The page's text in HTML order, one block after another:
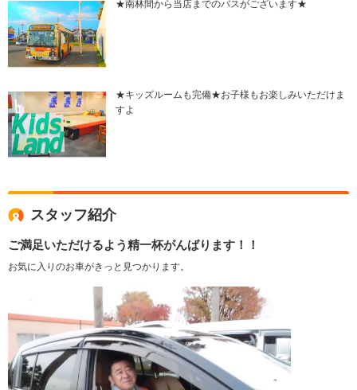
★南林間から当店までのバスがございます★
★キッズルームも完備★お子様もお楽しみいただけま
すよ
スタッフ紹介
ご満足いただけるよう精一杯がんばります！！
お気に入りのお車がきっと見つかります。